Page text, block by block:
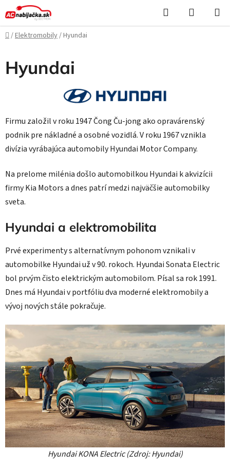
Prejsť
na
obsah
Hľadať
KOŠÍK
Domov
/Elektromobily/Hyundai
Hyundai
Firmu založil v roku 1947 Čong Ču-jong ako opravárenský
podnik pre nákladné a osobné vozidlá. V roku 1967 vznikla
divízia vyrábajúca automobily Hyundai Motor Company.
Na prelome milénia došlo automobilkou Hyundai k akvizícii
firmy Kia Motors a dnes patrí medzi najväčšie automobilky
sveta.
Hyundai a elektromobilita
Prvé experimenty s alternatívnym pohonom vznikali v
automobilke Hyundai už v 90. rokoch. Hyundai Sonata Electric
bol prvým čisto elektrickým automobilom. Písal sa rok 1991.
Dnes má Hyundai v portfóliu dva moderné elektromobily a
vývoj nových stále pokračuje.
Hyundai KONA Electric (Zdroj: Hyundai)